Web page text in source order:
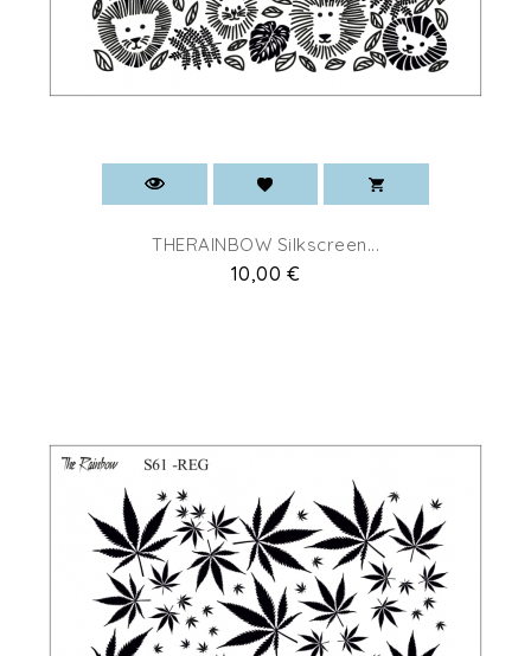
THERAINBOW Silkscreen...
Prix
10,00 €